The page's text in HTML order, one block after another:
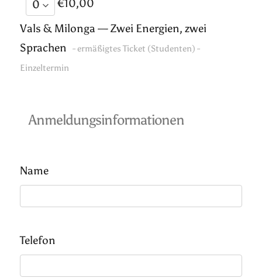
€10,00
Vals & Milonga — Zwei Energien, zwei
Sprachen - ermäßigtes Ticket (Studenten) -
Einzeltermin
Anmeldungsinformationen
Name
Telefon